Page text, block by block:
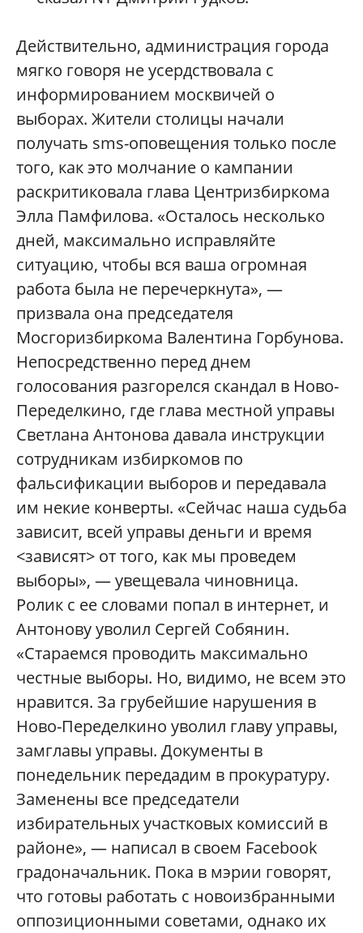
Действительно, администрация города
мягко говоря не усердствовала с
информированием москвичей о
выборах. Жители столицы начали
получать sms-оповещения только после
того, как это молчание о кампании
раскритиковала глава Центризбиркома
Элла Памфилова. «Осталось несколько
дней, максимально исправляйте
ситуацию, чтобы вся ваша огромная
работа была не перечеркнута», —
призвала она председателя
Мосгоризбиркома Валентина Горбунова.
Непосредственно перед днем
голосования разгорелся скандал в Ново-
Переделкино, где глава местной управы
Светлана Антонова давала инструкции
сотрудникам избиркомов по
фальсификации выборов и передавала
им некие конверты. «Сейчас наша судьба
зависит, всей управы деньги и время
<зависят> от того, как мы проведем
выборы», — увещевала чиновница.
Ролик с ее словами попал в интернет, и
Антонову уволил Сергей Собянин.
«Стараемся проводить максимально
честные выборы. Но, видимо, не всем это
нравится. За грубейшие нарушения в
Ново-Переделкино уволил главу управы,
замглавы управы. Документы в
понедельник передадим в прокуратуру.
Заменены все председатели
избирательных участковых комиссий в
районе», — написал в своем Facebook
градоначальник. Пока в мэрии говорят,
что готовы работать с новоизбранными
оппозиционными советами, однако их